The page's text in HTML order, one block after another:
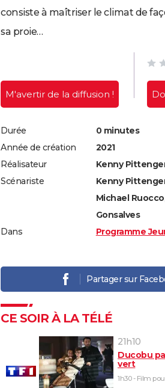
consiste à maîtriser le climat de
sa proie…
M'avertir de la diffusion !
Durée
0 minutes
Année de création
2021
Réalisateur
Kenny
Scénariste
Kenny
Michael
Gonsalves
Dans
Programme
Partager sur
CE SOIR À LA TÉLÉ
21h10
Ducobu
vert